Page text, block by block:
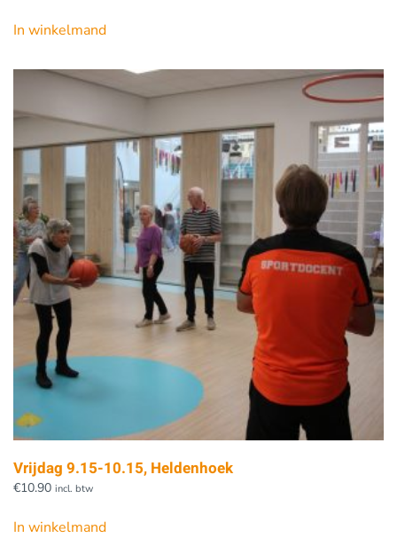
In winkelmand
Vrijdag 9.15-10.15, Heldenhoek
€10.90 incl. btw
In winkelmand